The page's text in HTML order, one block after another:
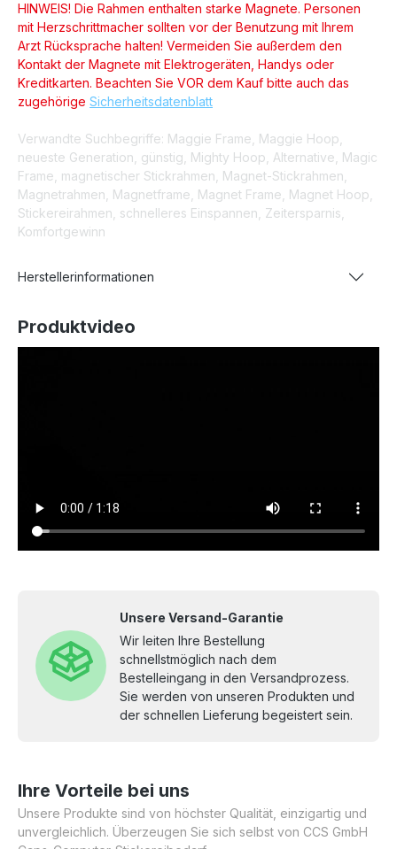
HINWEIS! Die Rahmen enthalten starke Magnete. Personen
mit Herzschrittmacher sollten vor der Benutzung mit Ihrem
Arzt Rücksprache halten! Vermeiden Sie außerdem den
Kontakt der Magnete mit Elektrogeräten, Handys oder
Kreditkarten. Beachten Sie VOR dem Kauf bitte auch das
zugehörige Sicherheitsdatenblatt
Verwandte Suchbegriffe: Maggie Frame, Maggie Hoop,
neueste Generation, günstig, Mighty Hoop, Alternative, Magic
Frame, magnetischer Stickrahmen, Magnet-Stickrahmen,
Magnetrahmen, Magnetframe, Magnet Frame, Magnet Hoop,
Stickereirahmen, schnelleres Einspannen, Zeitersparnis,
Komfortgewinn
Herstellerinformationen
Produktvideo
Unsere Versand-Garantie
Wir leiten Ihre Bestellung
schnellstmöglich nach dem
Bestelleingang in den Versandprozess.
Sie werden von unseren Produkten und
der schnellen Lieferung begeistert sein.
Ihre Vorteile bei uns
Unsere Produkte sind von höchster Qualität, einzigartig und
unvergleichlich. Überzeugen Sie sich selbst von CCS GmbH